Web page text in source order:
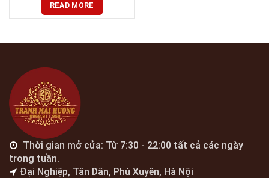
READ MORE
Thời gian mở cửa: Từ 7:30 - 22:00 tất cả các ngày
trong tuần.
Đại Nghiệp, Tân Dân, Phú Xuyên, Hà Nội